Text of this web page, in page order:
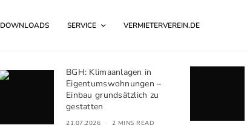
DOWNLOADS SERVICE VERMIETERVEREIN.DE
BGH: Klimaanlagen in
Eigentumswohnungen –
Einbau grundsätzlich zu
gestatten
21.07.2026 2 MINS READ